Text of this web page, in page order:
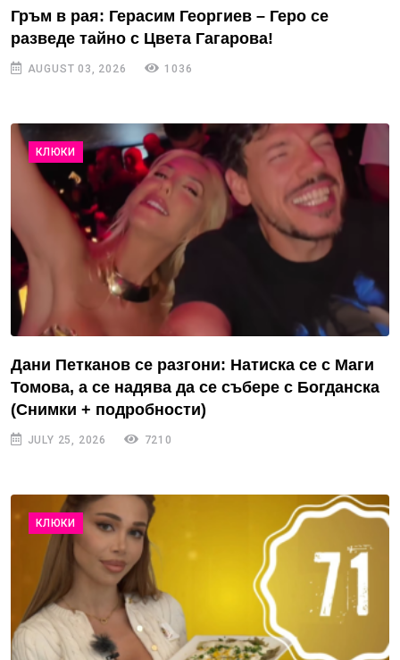
Гръм в рая: Герасим Георгиев – Геро се
разведе тайно с Цвета Гагарова!
AUGUST 03, 2026 1036
КЛЮКИ
Дани Петканов се разгони: Натиска се с Маги
Томова, а се надява да се събере с Богданска
(Снимки + подробности)
JULY 25, 2026 7210
КЛЮКИ